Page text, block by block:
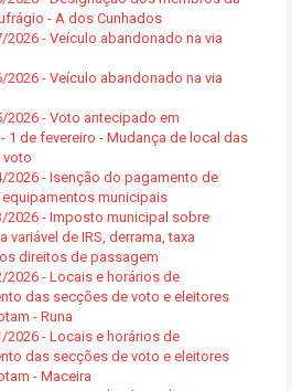
- A dos Cunhados
2026 - Veículo abandonado na via
2026 - Veículo abandonado na via
2026 - Voto antecipado em
1 de fevereiro - Mudança de local das
voto
2026 - Isenção do pagamento de
equipamentos municipais
2026 - Imposto municipal sobre
variável de IRS, derrama, taxa
direitos de passagem
2026 - Locais e horários de
das secções de voto e eleitores
- Runa
2026 - Locais e horários de
das secções de voto e eleitores
- Maceira